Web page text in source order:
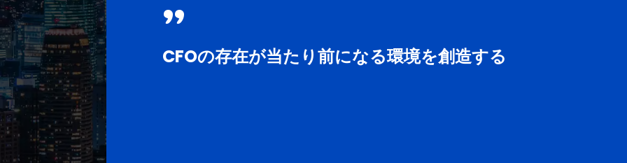
CFOの存在が当たり前になる環境を創造する